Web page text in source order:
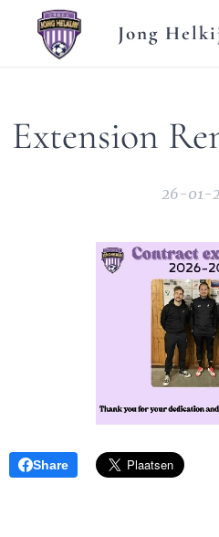
Jong
Extension
26-01-
Share